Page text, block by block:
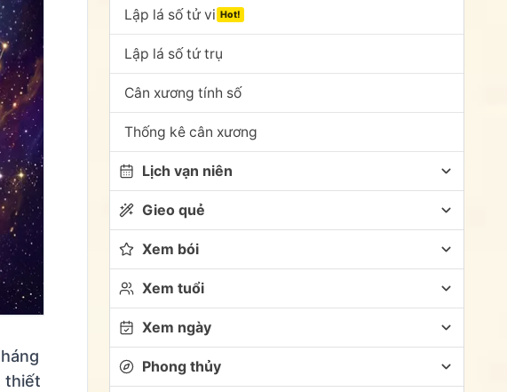
thiết
Lập lá số tử vi Hot!
Lập lá số tứ trụ
Cân xương tính số
Thống kê cân xương
Lịch vạn niên
Gieo quẻ
Xem bói
Xem tuổi
Xem ngày
Phong thủy